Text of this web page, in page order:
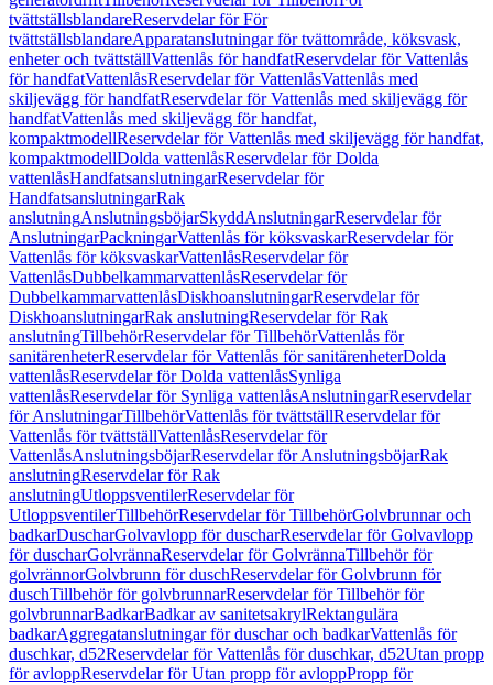
tvättställsblandareReservdelar för För
tvättställsblandareApparatanslutningar för tvättområde, köksvask,
enheter och tvättställVattenlås för handfatReservdelar för Vattenlås
för handfatVattenlåsReservdelar för VattenlåsVattenlås med
skiljevägg för handfatReservdelar för Vattenlås med skiljevägg för
handfatVattenlås med skiljevägg för handfat,
kompaktmodellReservdelar för Vattenlås med skiljevägg för handfat,
kompaktmodellDolda vattenlåsReservdelar för Dolda
vattenlåsHandfatsanslutningarReservdelar för
HandfatsanslutningarRak
anslutningAnslutningsböjarSkyddAnslutningarReservdelar för
AnslutningarPackningarVattenlås för köksvaskarReservdelar för
Vattenlås för köksvaskarVattenlåsReservdelar för
VattenlåsDubbelkammarvattenlåsReservdelar för
DubbelkammarvattenlåsDiskhoanslutningarReservdelar för
DiskhoanslutningarRak anslutningReservdelar för Rak
anslutningTillbehörReservdelar för TillbehörVattenlås för
sanitärenheterReservdelar för Vattenlås för sanitärenheterDolda
vattenlåsReservdelar för Dolda vattenlåsSynliga
vattenlåsReservdelar för Synliga vattenlåsAnslutningarReservdelar
för AnslutningarTillbehörVattenlås för tvättställReservdelar för
Vattenlås för tvättställVattenlåsReservdelar för
VattenlåsAnslutningsböjarReservdelar för AnslutningsböjarRak
anslutningReservdelar för Rak
anslutningUtloppsventilerReservdelar för
UtloppsventilerTillbehörReservdelar för TillbehörGolvbrunnar och
badkarDuscharGolvavlopp för duscharReservdelar för Golvavlopp
för duscharGolvrännaReservdelar för GolvrännaTillbehör för
golvrännorGolvbrunn för duschReservdelar för Golvbrunn för
duschTillbehör för golvbrunnarReservdelar för Tillbehör för
golvbrunnarBadkarBadkar av sanitetsakrylRektangulära
badkarAggregatanslutningar för duschar och badkarVattenlås för
duschkar, d52Reservdelar för Vattenlås för duschkar, d52Utan propp
för avloppReservdelar för Utan propp för avloppPropp för